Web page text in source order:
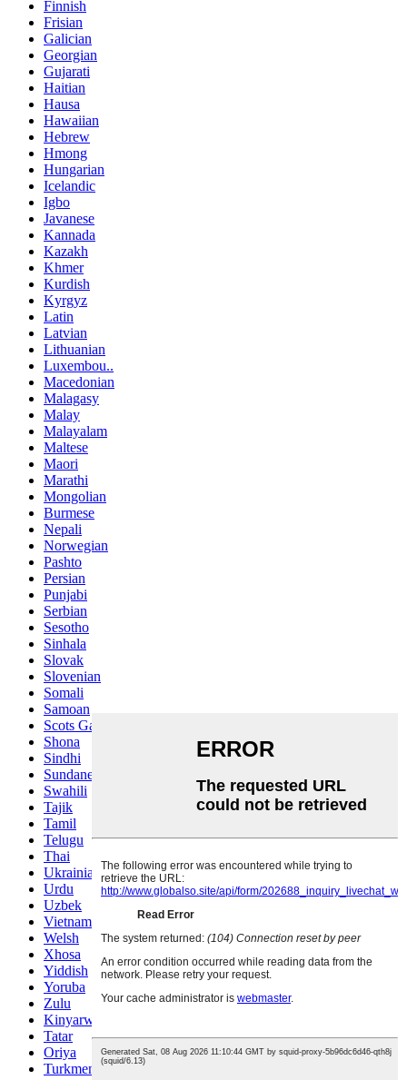
Finnish
Frisian
Galician
Georgian
Gujarati
Haitian
Hausa
Hawaiian
Hebrew
Hmong
Hungarian
Icelandic
Igbo
Javanese
Kannada
Kazakh
Khmer
Kurdish
Kyrgyz
Latin
Latvian
Lithuanian
Luxembou..
Macedonian
Malagasy
Malay
Malayalam
Maltese
Maori
Marathi
Mongolian
Burmese
Nepali
Norwegian
Pashto
Persian
Punjabi
Serbian
Sesotho
Sinhala
Slovak
Slovenian
Somali
Samoan
Scots Gaelic
Shona
Sindhi
Sundanese
Swahili
Tajik
Tamil
Telugu
Thai
Ukrainian
Urdu
Uzbek
Vietnamese
Welsh
Xhosa
Yiddish
Yoruba
Zulu
Kinyarwanda
Tatar
Oriya
Turkmen